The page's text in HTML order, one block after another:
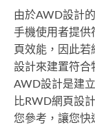
由於AWD設計
手機使用者提供
頁效能，因此
設計來建置符合
AWD設計是建
比RWD網頁設
您參考，讓您快